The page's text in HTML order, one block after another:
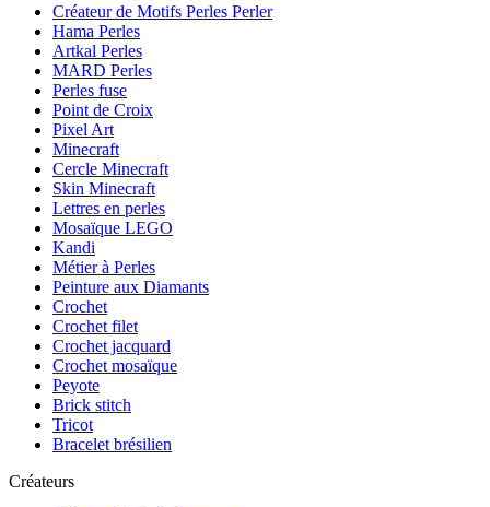
Créateur de Motifs Perles Perler
Hama Perles
Artkal Perles
MARD Perles
Perles fuse
Point de Croix
Pixel Art
Minecraft
Cercle Minecraft
Skin Minecraft
Lettres en perles
Mosaïque LEGO
Kandi
Métier à Perles
Peinture aux Diamants
Crochet
Crochet filet
Crochet jacquard
Crochet mosaïque
Peyote
Brick stitch
Tricot
Bracelet brésilien
Créateurs